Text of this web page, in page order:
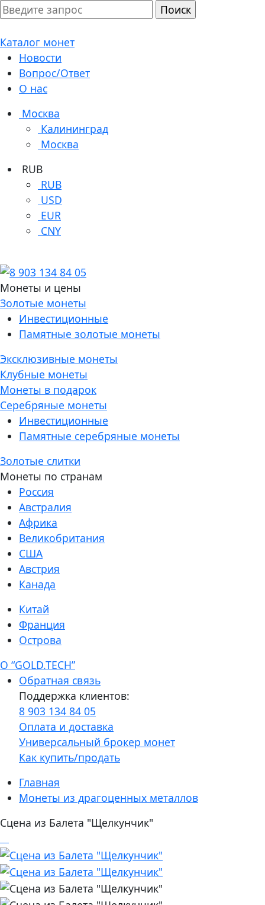
Каталог монет
Новости
Вопрос/Ответ
О нас
Москва
Калининград
Москва
RUB
RUB
USD
EUR
CNY
Монеты и цены
Золотые монеты
Инвестиционные
Памятные золотые монеты
Эксклюзивные монеты
Клубные монеты
Монеты в подарок
Серебряные монеты
Инвестиционные
Памятные серебряные монеты
Золотые слитки
Монеты по странам
Россия
Австралия
Африка
Великобритания
США
Австрия
Канада
Китай
Франция
Острова
О “GOLD.TECH”
Обратная связь
Поддержка клиентов:
8 903 134 84 05
Оплата и доставка
Универсальный брокер монет
Как купить/продать
Главная
Монеты из драгоценных металлов
Сцена из Балета "Щелкунчик"